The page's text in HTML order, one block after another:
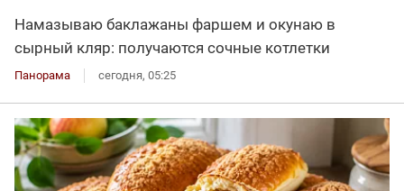
Намазываю баклажаны фаршем и окунаю в
сырный кляр: получаются сочные котлетки
Панорама сегодня, 05:25